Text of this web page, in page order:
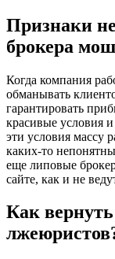
Признаки
брокера
Когда компания
обманывать
гарантировать
красивые условия
эти условия массу
каких-то
еще липовые
сайте, как и не
Как